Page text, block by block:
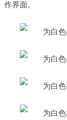
作界面。